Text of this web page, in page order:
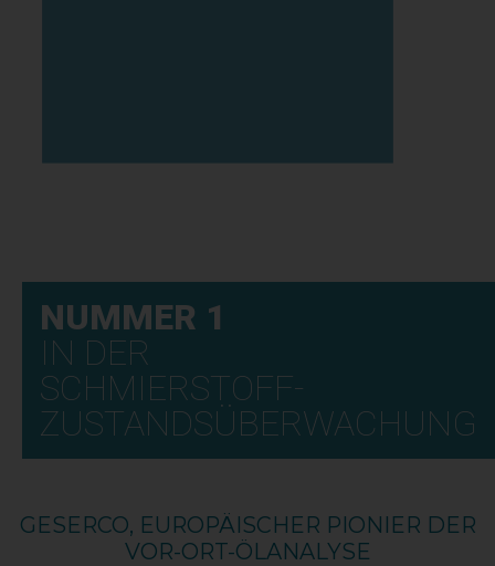
NUMMER 1
IN DER
SCHMIERSTOFF-
ZUSTANDSÜBERWACHUNG
GESERCO, EUROPÄISCHER PIONIER DER
VOR-ORT-ÖLANALYSE